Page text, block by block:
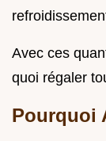
Avec ces
quoi régaler
Pourquoi